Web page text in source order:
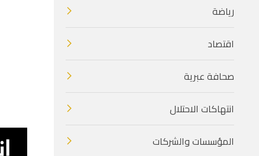
رياضة
اقتصاد
صحافة عبرية
انتهاكات الاحتلال
المؤسسات والشركات